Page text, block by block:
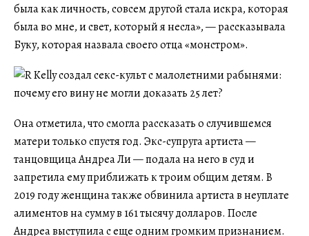
была как личность, совсем другой стала искра, которая
была во мне, и свет, который я несла», — рассказывала
Буку, которая назвала своего отца «монстром».
Она отметила, что смогла рассказать о случившемся
матери только спустя год. Экс-супруга артиста —
танцовщица Андреа Ли — подала на него в суд и
запретила ему приближать к троим общим детям. В
2019 году женщина также обвинила артиста в неуплате
алиментов на сумму в 161 тысячу долларов. После
Андреа выступила с еще одним громким признанием.